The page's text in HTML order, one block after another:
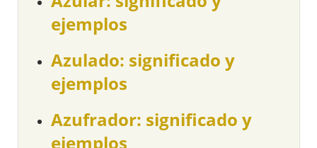
ejemplos
Azulado: significado y
ejemplos
Azufrador: significado y
ejemplos